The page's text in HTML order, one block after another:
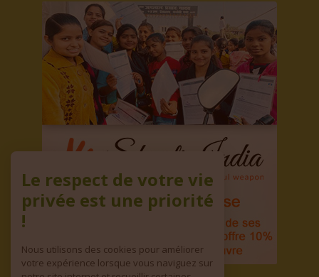
Le respect de votre vie
privée est une priorité
!
Nous utilisons des cookies pour améliorer
votre expérience lorsque vous naviguez sur